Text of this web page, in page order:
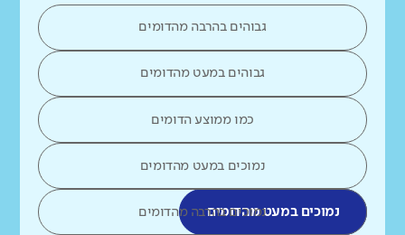
גבוהים בהרבה מהדומים
גבוהים במעט מהדומים
כמו ממוצע הדומים
נמוכים במעט מהדומים
נמוכים במעט מהדומיםנמוכים בהרבה מהדומים